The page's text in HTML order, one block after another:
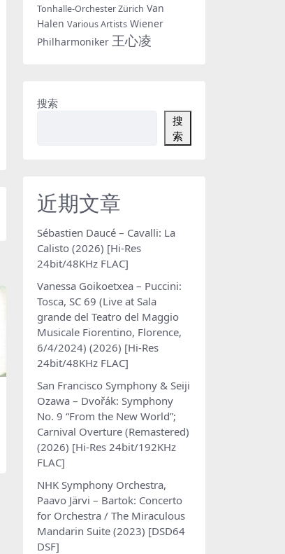
Tonhalle-Orchester Zürich Van
Halen Various Artists Wiener
Philharmoniker 王心凌
搜索
搜
索
近期文章
Sébastien Daucé – Cavalli: La
Calisto (2026) [Hi-Res
24bit/48KHz FLAC]
Vanessa Goikoetxea – Puccini:
Tosca, SC 69 (Live at Sala
grande del Teatro del Maggio
Musicale Fiorentino, Florence,
6/4/2024) (2026) [Hi-Res
24bit/48KHz FLAC]
San Francisco Symphony & Seiji
Ozawa – Dvořák: Symphony
No. 9 “From the New World”;
Carnival Overture (Remastered)
(2026) [Hi-Res 24bit/192KHz
FLAC]
NHK Symphony Orchestra,
Paavo Järvi – Bartok: Concerto
for Orchestra / The Miraculous
Mandarin Suite (2023) [DSD64
DSF]